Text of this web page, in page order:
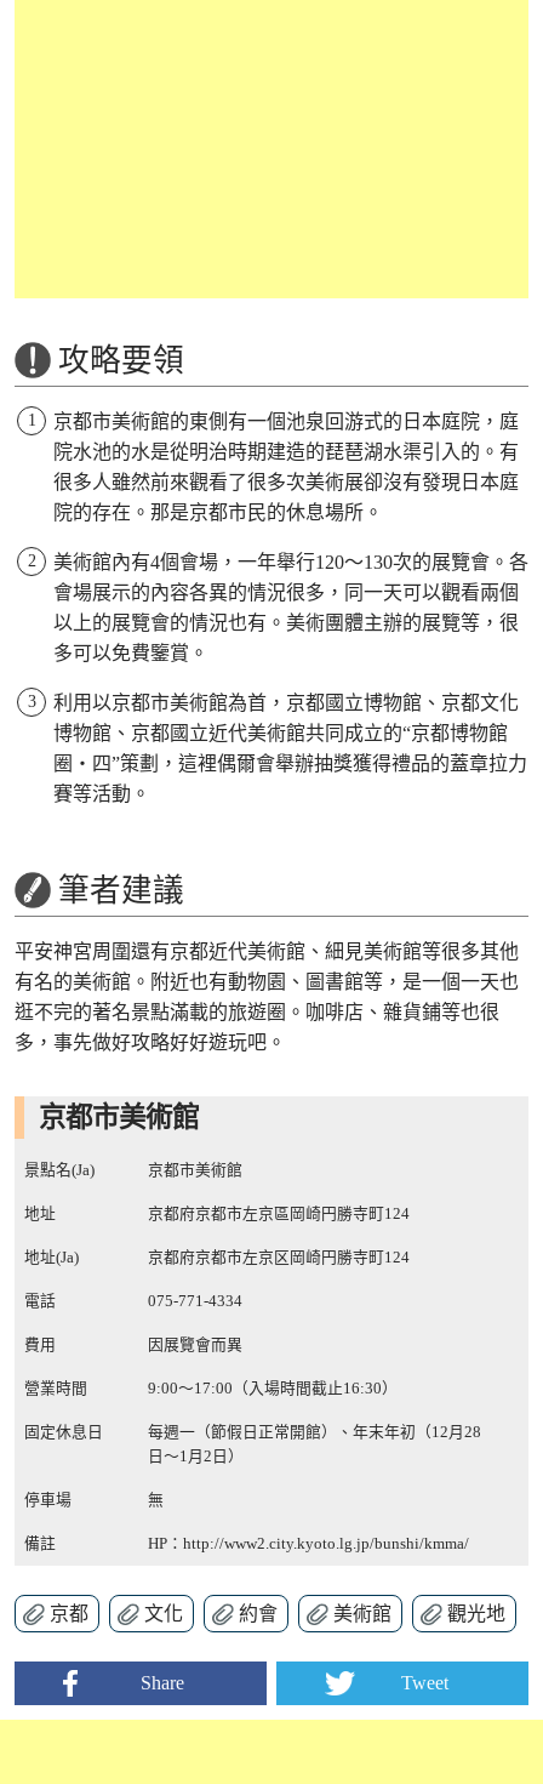
攻略要領
京都市美術館的東側有一個池泉回游式的日本庭院，庭
院水池的水是從明治時期建造的琵琶湖水渠引入的。有
很多人雖然前來觀看了很多次美術展卻沒有發現日本庭
院的存在。那是京都市民的休息場所。
美術館內有4個會場，一年舉行120～130次的展覽會。各
會場展示的內容各異的情況很多，同一天可以觀看兩個
以上的展覽會的情況也有。美術團體主辦的展覽等，很
多可以免費鑒賞。
利用以京都市美術館為首，京都國立博物館、京都文化
博物館、京都國立近代美術館共同成立的“京都博物館
圈・四”策劃，這裡偶爾會舉辦抽獎獲得禮品的蓋章拉力
賽等活動。
筆者建議
平安神宮周圍還有京都近代美術館、細見美術館等很多其他
有名的美術館。附近也有動物園、圖書館等，是一個一天也
逛不完的著名景點滿載的旅遊圈。咖啡店、雜貨鋪等也很
多，事先做好攻略好好遊玩吧。
京都市美術館
景點名(Ja) 京都市美術館
地址 京都府京都市左京區岡崎円勝寺町124
地址(Ja) 京都府京都市左京区岡崎円勝寺町124
電話 075-771-4334
費用 因展覽會而異
營業時間 9:00～17:00（入場時間截止16:30）
固定休息日
每週一（節假日正常開館）、年末年初（12月28
日～1月2日）
停車場 無
備註 HP： http://www2.city.kyoto.lg.jp/bunshi/kmma/
京都 文化 約會 美術館 觀光地
Share Tweet